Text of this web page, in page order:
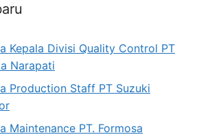
Kepala Divisi Quality Control PT
Narapati
Production Staff PT Suzuki
Maintenance PT. Formosa